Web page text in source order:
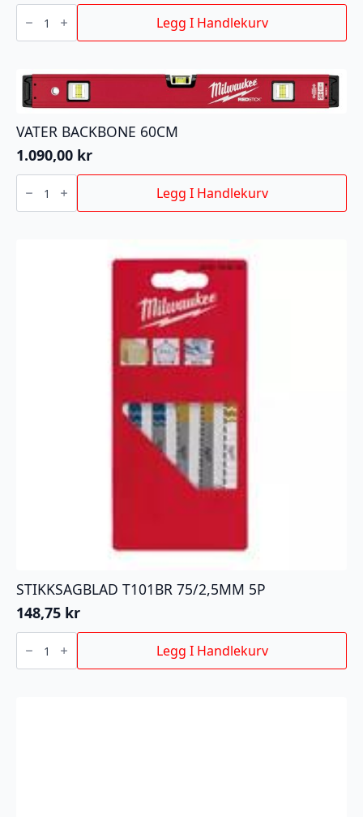
BAJONETTSAGBL
TO
300MM
Legg I Handlekurv
VATER BACKBONE 60CM
1.090,00 kr
VATER
BACKBONE
antall
Legg I Handlekurv
STIKKSAGBLAD T101BR 75/2,5MM 5P
148,75 kr
STIKKSAGBLAD
T101BR
75/2,5MM
5P
Legg I Handlekurv